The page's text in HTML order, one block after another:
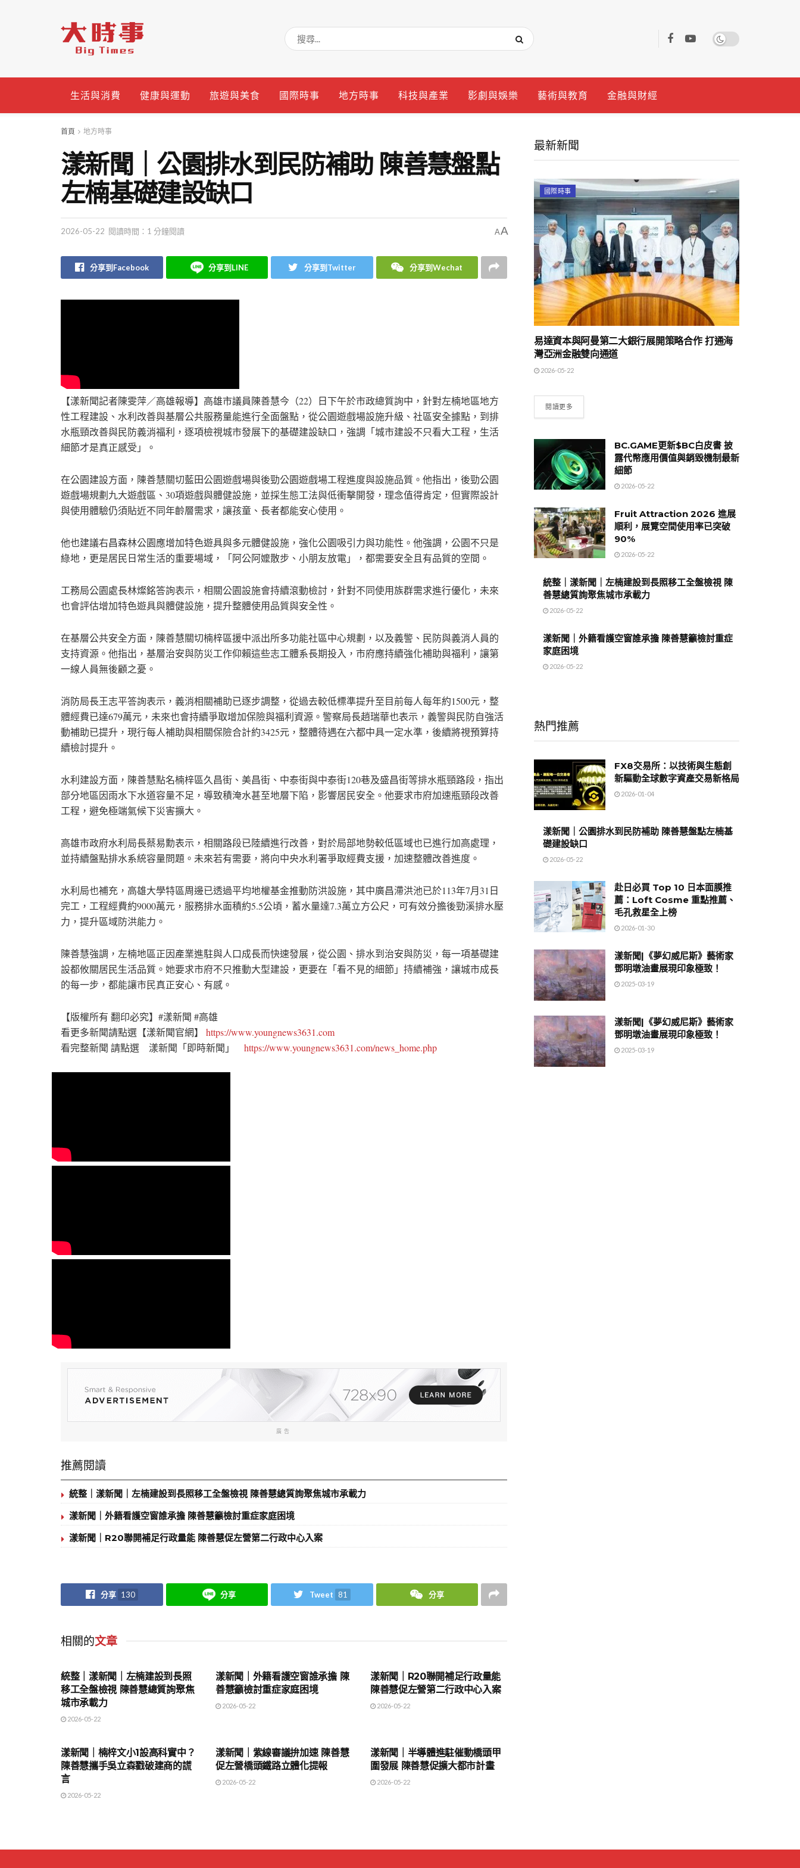
生活與消費 健康與運動 旅遊與美食 國際時事 地方時事 科技與產業 影劇與娛樂 藝術與教育 金融與財經
首頁 地方時事
漾新聞｜公園排水到民防補助 陳善慧盤點
左楠基礎建設缺口
2026-05-22 閱讀時間：1 分鐘閱讀 AA
分享到Facebook 分享到LINE 分享到Twitter 分享到Wechat
【漾新聞記者陳雯萍／高雄報導】高雄市議員陳善慧今（22）日下午於市政總質詢中，針對左楠地區地方
性工程建設、水利改善與基層公共服務量能進行全面盤點，從公園遊戲場設施升級、社區安全據點，到排
水瓶頸改善與民防義消福利，逐項檢視城市發展下的基礎建設缺口，強調「城市建設不只看大工程，生活
細節才是真正感受」。
在公園建設方面，陳善慧關切藍田公園遊戲場與後勁公園遊戲場工程進度與設施品質。他指出，後勁公園
遊戲場規劃九大遊戲區、30項遊戲與體健設施，並採生態工法與低衝擊開發，理念值得肯定，但實際設計
與使用體驗仍須貼近不同年齡層需求，讓孩童、長者都能安心使用。
他也建議右昌森林公園應增加特色遊具與多元體健設施，強化公園吸引力與功能性。他強調，公園不只是
綠地，更是居民日常生活的重要場域，「阿公阿嬤散步、小朋友放電」，都需要安全且有品質的空間。
工務局公園處長林燦銘答詢表示，相關公園設施會持續滾動檢討，針對不同使用族群需求進行優化，未來
也會評估增加特色遊具與體健設施，提升整體使用品質與安全性。
在基層公共安全方面，陳善慧關切楠梓區援中派出所多功能社區中心規劃，以及義警、民防與義消人員的
支持資源。他指出，基層治安與防災工作仰賴這些志工體系長期投入，市府應持續強化補助與福利，讓第
一線人員無後顧之憂。
消防局長王志平答詢表示，義消相關補助已逐步調整，從過去較低標準提升至目前每人每年約1500元，整
體經費已達679萬元，未來也會持續爭取增加保險與福利資源。警察局長趙瑞華也表示，義警與民防自強活
動補助已提升，現行每人補助與相關保險合計約3425元，整體待遇在六都中具一定水準，後續將視預算持
續檢討提升。
水利建設方面，陳善慧點名楠梓區久昌街、美昌街、中泰街與中泰街120巷及盛昌街等排水瓶頸路段，指出
部分地區因雨水下水道容量不足，導致積淹水甚至地層下陷，影響居民安全。他要求市府加速瓶頸段改善
工程，避免極端氣候下災害擴大。
高雄市政府水利局長蔡易勳表示，相關路段已陸續進行改善，對於局部地勢較低區域也已進行加高處理，
並持續盤點排水系統容量問題。未來若有需要，將向中央水利署爭取經費支援，加速整體改善進度。
水利局也補充，高雄大學特區周邊已透過平均地權基金推動防洪設施，其中廣昌滯洪池已於113年7月31日
完工，工程經費約9000萬元，服務排水面積約5.5公頃，蓄水量達7.3萬立方公尺，可有效分擔後勁溪排水壓
力，提升區域防洪能力。
陳善慧強調，左楠地區正因產業進駐與人口成長而快速發展，從公園、排水到治安與防災，每一項基礎建
設都攸關居民生活品質。她要求市府不只推動大型建設，更要在「看不見的細節」持續補強，讓城市成長
的每一步，都能讓市民真正安心、有感。
【版權所有 翻印必究】#漾新聞 #高雄
看更多新聞請點選【漾新聞官網】 https://www.youngnews3631.com
看完整新聞 請點選 漾新聞「即時新聞」 https://www.youngnews3631.com/news_home.php
廣告
推薦閱讀
統整｜漾新聞｜左楠建設到長照移工全盤檢視 陳善慧總質詢聚焦城市承載力
漾新聞｜外籍看護空窗誰承擔 陳善慧籲檢討重症家庭困境
漾新聞｜R20聯開補足行政量能 陳善慧促左營第二行政中心入案
分享 130 分享 Tweet 81 分享
相關的文章
統整｜漾新聞｜左楠建設到長照
移工全盤檢視 陳善慧總質詢聚焦
城市承載力
2026-05-22
漾新聞｜外籍看護空窗誰承擔 陳
善慧籲檢討重症家庭困境
2026-05-22
漾新聞｜R20聯開補足行政量能
陳善慧促左營第二行政中心入案
2026-05-22
漾新聞｜楠梓文小1設高科實中？
陳善慧攜手吳立森戳破建商的謊
言
2026-05-22
漾新聞｜紫線審議拚加速 陳善慧
促左營橋頭鐵路立體化提報
2026-05-22
漾新聞｜半導體進駐催動橋頭甲
圍發展 陳善慧促擴大都市計畫
2026-05-22
最新新聞
國際時事
易達資本與阿曼第二大銀行展開策略合作 打通海
灣亞洲金融雙向通道
2026-05-22
閱讀更多
BC.GAME更新$BC白皮書 披
露代幣應用價值與銷毀機制最新
細節
2026-05-22
Fruit Attraction 2026 進展
順利，展覽空間使用率已突破
90%
2026-05-22
統整｜漾新聞｜左楠建設到長照移工全盤檢視 陳
善慧總質詢聚焦城市承載力
2026-05-22
漾新聞｜外籍看護空窗誰承擔 陳善慧籲檢討重症
家庭困境
2026-05-22
熱門推薦
FX8交易所：以技術與生態創
新驅動全球數字資產交易新格局
2026-01-04
漾新聞｜公園排水到民防補助 陳善慧盤點左楠基
礎建設缺口
2026-05-22
赴日必買 Top 10 日本面膜推
薦：Loft Cosme 重點推薦、
毛孔救星全上榜
2026-01-30
漾新聞|《夢幻威尼斯》藝術家
鄧明墩油畫展現印象極致！
2025-03-19
漾新聞|《夢幻威尼斯》藝術家
鄧明墩油畫展現印象極致！
2025-03-19